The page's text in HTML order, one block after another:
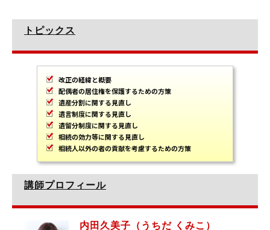
トピックス
改正の経緯と概要
配偶者の居住権を保護するための方策
遺産分割に関する見直し
遺言制度に関する見直し
遺留分制度に関する見直し
相続の効力等に関する見直し
相続人以外の者の貢献を考慮するための方策
講師プロフィール
内田久美子（うちだ くみこ）